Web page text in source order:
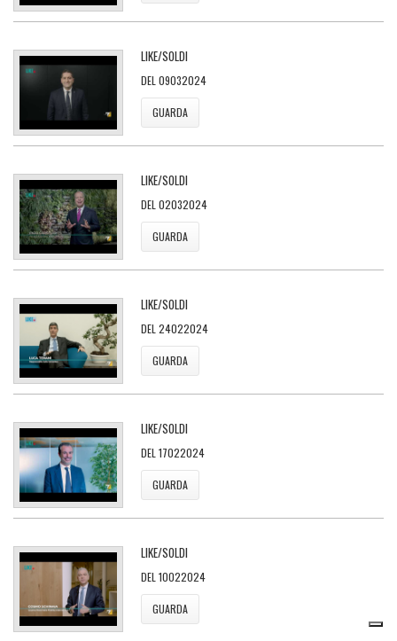
LIKE/SOLDI
DEL 09032024
GUARDA
LIKE/SOLDI
DEL 02032024
GUARDA
LIKE/SOLDI
DEL 24022024
GUARDA
LIKE/SOLDI
DEL 17022024
GUARDA
LIKE/SOLDI
DEL 10022024
GUARDA